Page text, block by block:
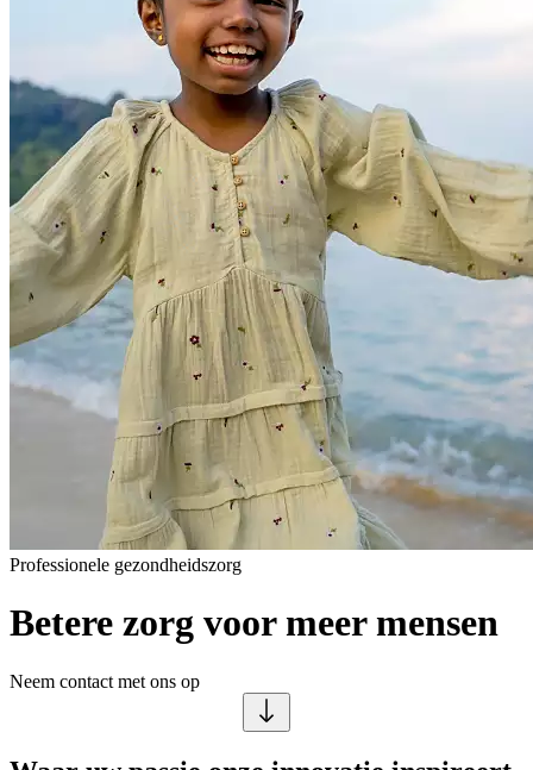
Professionele gezondheidszorg
Betere zorg voor meer mensen
Neem contact met ons op